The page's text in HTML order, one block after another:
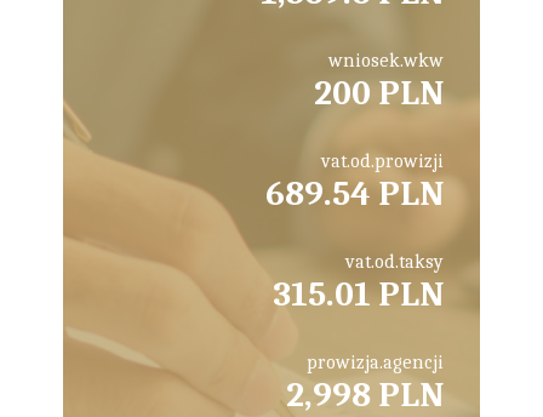
wniosek.wkw
200 PLN
vat.od.prowizji
689.54 PLN
vat.od.taksy
315.01 PLN
prowizja.agencji
2,998 PLN